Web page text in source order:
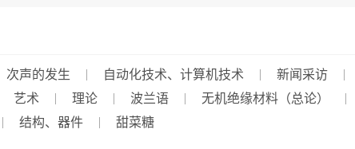
次声的发生 自动化技术、计算机技术 新闻采访
艺术 理论 波兰语 无机绝缘材料（总论）
结构、器件 甜菜糖